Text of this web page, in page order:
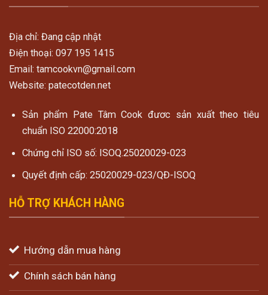
Địa chỉ: Đang cập nhật
Điện thoại: 097 195 1415
Email: tamcookvn@gmail.com
Website: patecotden.net
Sản phẩm Pate Tâm Cook đươc sản xuất theo tiêu
chuẩn ISO 22000:2018
Chứng chỉ ISO số: ISOQ.25020029-023
Quyết định cấp: 25020029-023/QĐ-ISOQ
HỖ TRỢ KHÁCH HÀNG
Hướng dẫn mua hàng
Chính sách bán hàng